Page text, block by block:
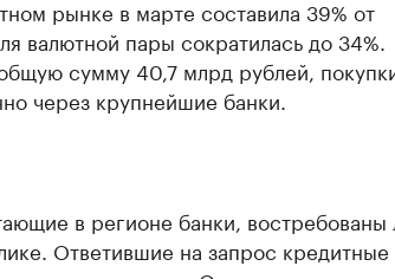
рынке в марте составила 39% от
валютной пары сократилась до 34%.
сумму 40,7 млрд рублей,
через крупнейшие банки.
в регионе банки, востребованы
Ответившие на запрос кредитные